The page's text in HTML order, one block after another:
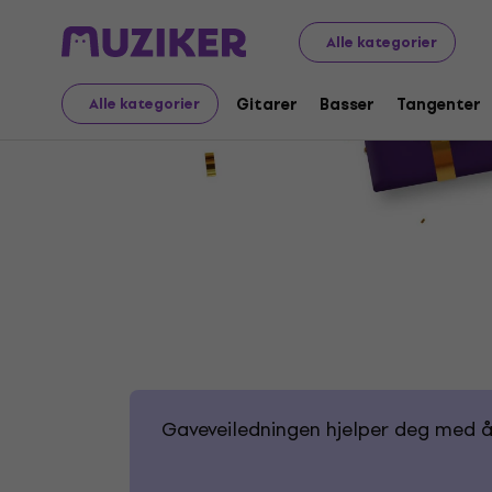
Alle kategorier
Alle kategorier Gitarer Basser Tangenter
Gaveveiledningen hjelper deg med